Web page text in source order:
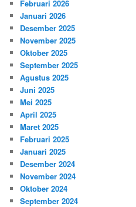
Februari 2026
Januari 2026
Desember 2025
November 2025
Oktober 2025
September 2025
Agustus 2025
Juni 2025
Mei 2025
April 2025
Maret 2025
Februari 2025
Januari 2025
Desember 2024
November 2024
Oktober 2024
September 2024